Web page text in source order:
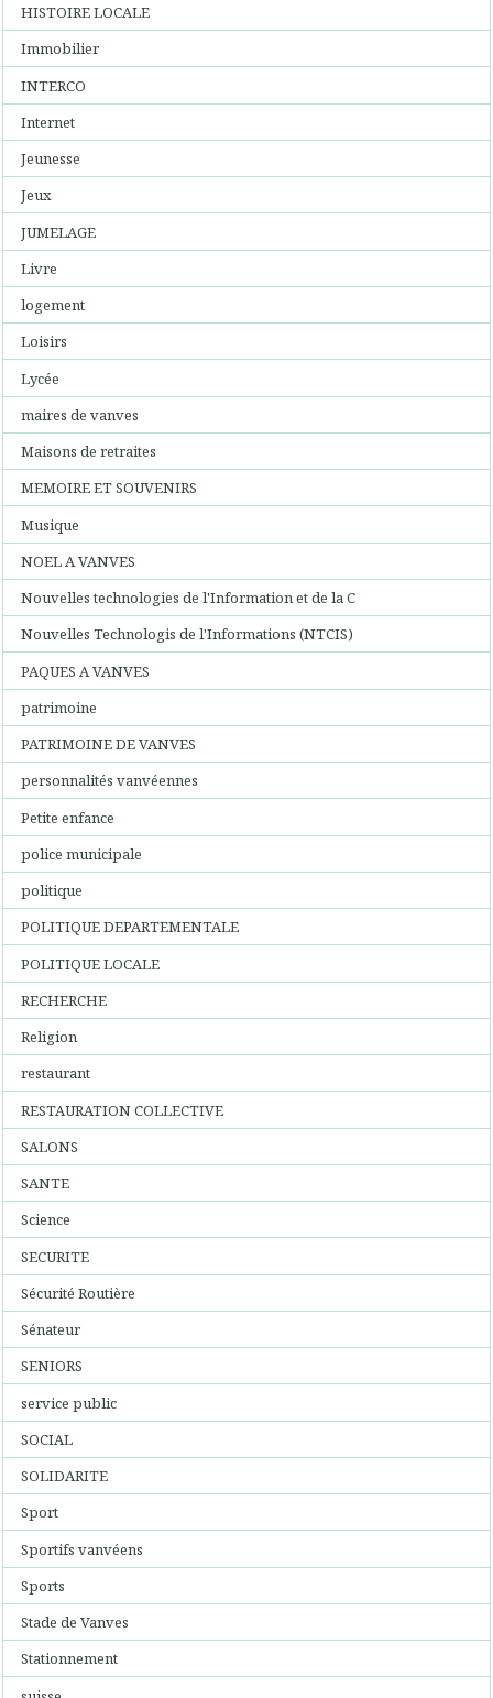
HISTOIRE LOCALE
Immobilier
INTERCO
Internet
Jeunesse
Jeux
JUMELAGE
Livre
logement
Loisirs
Lycée
maires de vanves
Maisons de retraites
MEMOIRE ET SOUVENIRS
Musique
NOEL A VANVES
Nouvelles technologies de l'Information et de la C
Nouvelles Technologis de l'Informations (NTCIS)
PAQUES A VANVES
patrimoine
PATRIMOINE DE VANVES
personnalités vanvéennes
Petite enfance
police municipale
politique
POLITIQUE DEPARTEMENTALE
POLITIQUE LOCALE
RECHERCHE
Religion
restaurant
RESTAURATION COLLECTIVE
SALONS
SANTE
Science
SECURITE
Sécurité Routière
Sénateur
SENIORS
service public
SOCIAL
SOLIDARITE
Sport
Sportifs vanvéens
Sports
Stade de Vanves
Stationnement